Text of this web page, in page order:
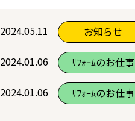
2024.05.11 お知らせ
2024.01.06 ﾘﾌｫｰﾑのお仕事
2024.01.06 ﾘﾌｫｰﾑのお仕事